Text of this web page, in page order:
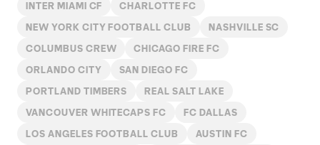
INTER MIAMI CF CHARLOTTE FC
NEW YORK CITY FOOTBALL CLUB NASHVILLE SC
COLUMBUS CREW CHICAGO FIRE FC
ORLANDO CITY SAN DIEGO FC
PORTLAND TIMBERS REAL SALT LAKE
VANCOUVER WHITECAPS FC FC DALLAS
LOS ANGELES FOOTBALL CLUB AUSTIN FC